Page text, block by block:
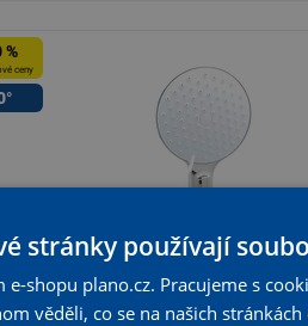
%
ceny
stránky používají
e-shopu plano.cz. Pracujeme s
věděli, co se na našich